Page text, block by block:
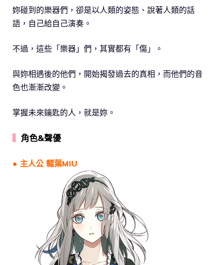
妳碰到的樂器們，卻是以人類的姿態、說著人類的話
語，自己給自己演奏。
不過，這些「樂器」們，其實都有「傷」。
與妳相遇後的他們，開始揭發過去的真相，而他們的音
色也漸漸改變。
掌握未來鑰匙的人，就是妳。
角色&聲優
● 主人公 輟葉MIU